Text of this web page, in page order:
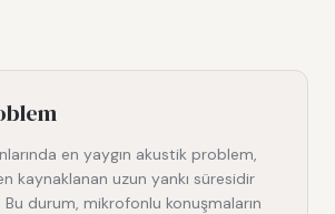
en yaygın akustik problem,
kaynaklanan uzun yankı süresidir
Bu durum, mikrofonlu konuşmaların